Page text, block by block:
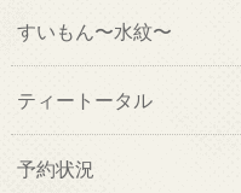
すいもん〜水紋〜
ティートータル
予約状況